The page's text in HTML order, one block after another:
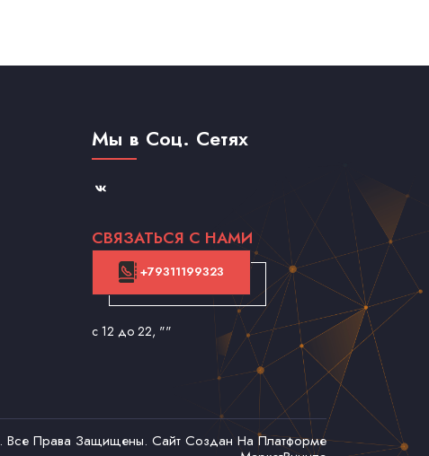
Мы в Соц. Сетях
СВЯЗАТЬСЯ С НАМИ
+79311199323
с 12 до 22, ""
. Все Права Защищены. Сайт Создан На Платформе